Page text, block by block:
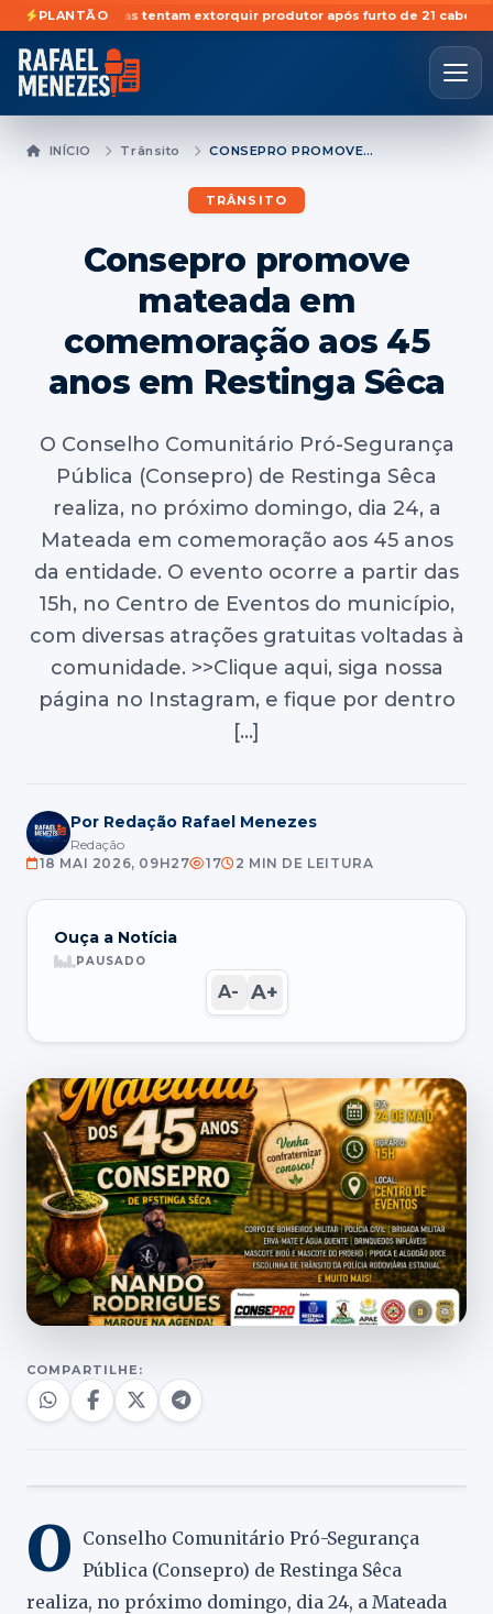
PLANTÃO
Golpistas tentam extorquir produtor após furto de 21 cabeças de
INÍCIO Trânsito CONSEPRO PROMOVE MATEADA EM COMEMORAÇÃO AOS 45 ANOS EM RESTINGA SÊCA
TRÂNSITO
Consepro promove
mateada em
comemoração aos 45
anos em Restinga Sêca
O Conselho Comunitário Pró-Segurança
Pública (Consepro) de Restinga Sêca
realiza, no próximo domingo, dia 24, a
Mateada em comemoração aos 45 anos
da entidade. O evento ocorre a partir das
15h, no Centro de Eventos do município,
com diversas atrações gratuitas voltadas à
comunidade. >>Clique aqui, siga nossa
página no Instagram, e fique por dentro
[…]
Por Redação Rafael Menezes
Redação
18 MAI 2026, 09H27
17 2 MIN DE LEITURA
Ouça a Notícia
PAUSADO
A- A+
COMPARTILHE:
O Conselho Comunitário Pró-Segurança
Pública (Consepro) de Restinga Sêca
realiza, no próximo domingo, dia 24, a Mateada